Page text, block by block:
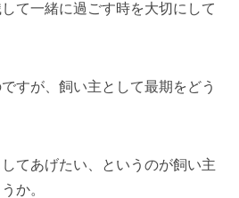
て一緒に過ごす時を大切にして
すが、飼い主として最期をどう
てあげたい、というのが飼い主
か。